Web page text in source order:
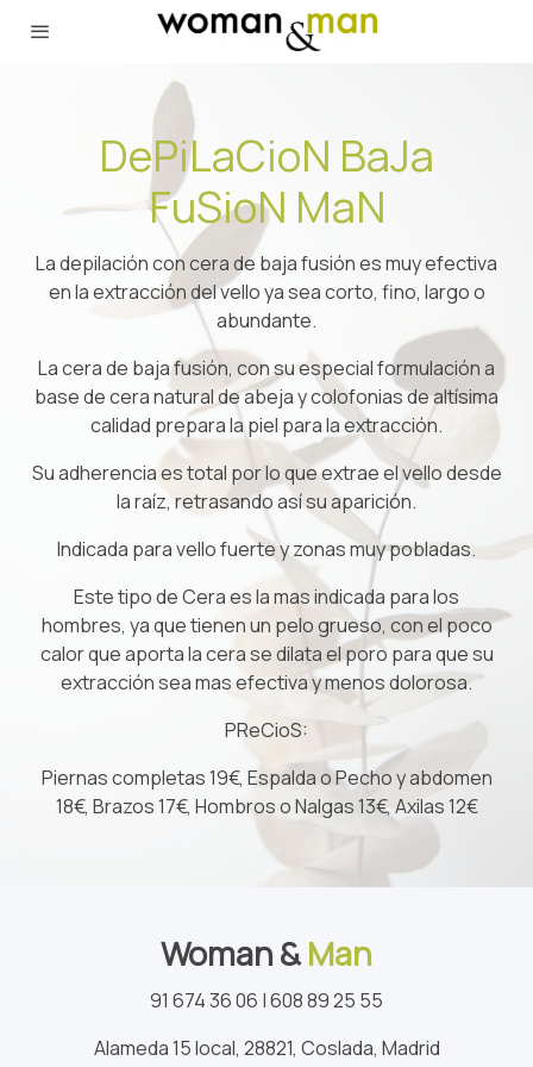
DePiLaCioN BaJa
FuSioN MaN
La depilación con cera de baja fusión es muy efectiva
en la extracción del vello ya sea corto, fino, largo o
abundante.
La cera de baja fusión, con su especial formulación a
base de cera natural de abeja y colofonias de altísima
calidad prepara la piel para la extracción.
Su adherencia es total por lo que extrae el vello desde
la raíz, retrasando así su aparición.
Indicada para vello fuerte y zonas muy pobladas.
Este tipo de Cera es la mas indicada para los
hombres, ya que tienen un pelo grueso, con el poco
calor que aporta la cera se dilata el poro para que su
extracción sea mas efectiva y menos dolorosa.
PReCioS:
Piernas completas 19€, Espalda o Pecho y abdomen
18€, Brazos 17€, Hombros o Nalgas 13€, Axilas 12€
Woman &Man
91 674 36 06 | 608 89 25 55
Alameda 15 local, 28821, Coslada, Madrid